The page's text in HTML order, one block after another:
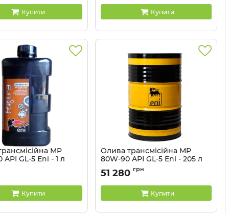
Купити Купити
MP
API GL-5 Eni - 1 л
Купити
Олива трансмісійна MP
80W-90 API GL-5 Eni - 205 л
Артикул: 127510
51 280 грн
Купити